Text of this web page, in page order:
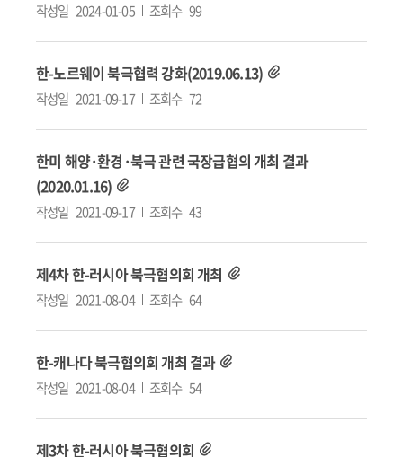
작성일 2024-01-05 조회수 99
한-노르웨이 북극협력 강화(2019.06.13)
작성일 2021-09-17 조회수 72
한미 해양·환경·북극 관련 국장급협의 개최 결과
(2020.01.16)
작성일 2021-09-17 조회수 43
제4차 한-러시아 북극협의회 개최
작성일 2021-08-04 조회수 64
한-캐나다 북극협의회 개최 결과
작성일 2021-08-04 조회수 54
제3차 한-러시아 북극협의회